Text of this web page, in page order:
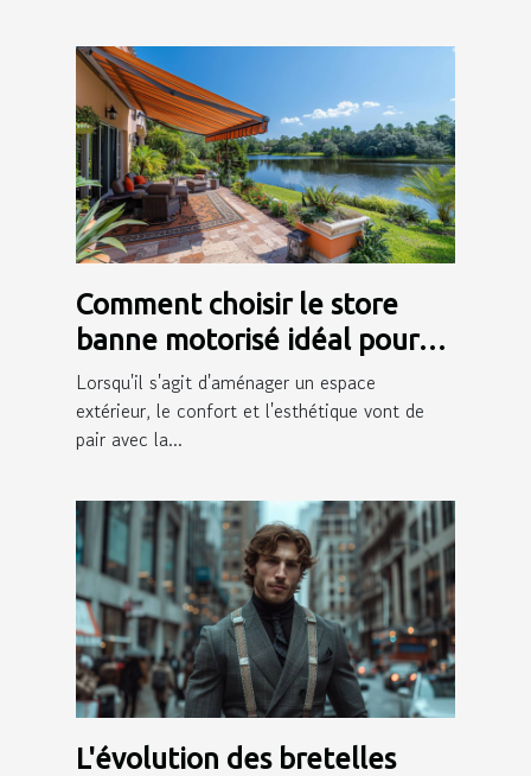
Comment choisir le store
banne motorisé idéal pour
votre extérieur
Lorsqu'il s'agit d'aménager un espace
extérieur, le confort et l'esthétique vont de
pair avec la...
L'évolution des bretelles